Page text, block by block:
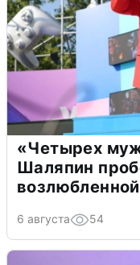
«Четырех
Шаляпин
возлюбленной
6 августа 54